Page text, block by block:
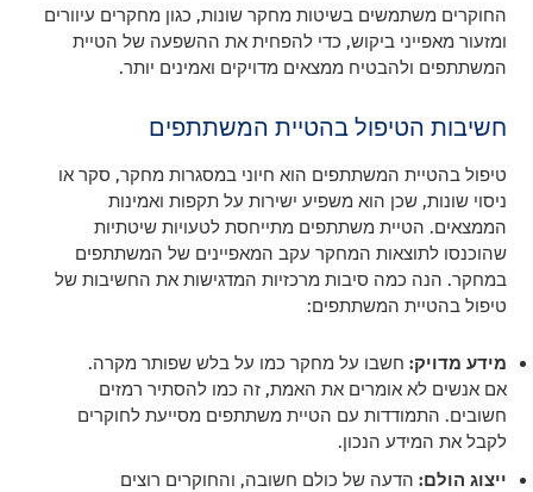
החוקרים משתמשים בשיטות מחקר שונות, כגון מחקרים עיוורים
ומזעור מאפייני ביקוש, כדי להפחית את ההשפעה של הטיית
המשתתפים ולהבטיח ממצאים מדויקים ואמינים יותר.
חשיבות הטיפול בהטיית המשתתפים
טיפול בהטיית המשתתפים הוא חיוני במסגרות מחקר, סקר או
ניסוי שונות, שכן הוא משפיע ישירות על תקפות ואמינות
הממצאים. הטיית משתתפים מתייחסת לטעויות שיטתיות
שהוכנסו לתוצאות המחקר עקב המאפיינים של המשתתפים
במחקר. הנה כמה סיבות מרכזיות המדגישות את החשיבות של
טיפול בהטיית המשתתפים:
מידע מדויק: חשבו על מחקר כמו על בלש שפותר מקרה.
אם אנשים לא אומרים את האמת, זה כמו להסתיר רמזים
חשובים. התמודדות עם הטיית משתתפים מסייעת לחוקרים
לקבל את המידע הנכון.
ייצוג הולם: הדעה של כולם חשובה, והחוקרים רוצים